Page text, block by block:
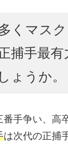
くマス
捕手最有
ょうか。
番手争い、高
は次代の正捕